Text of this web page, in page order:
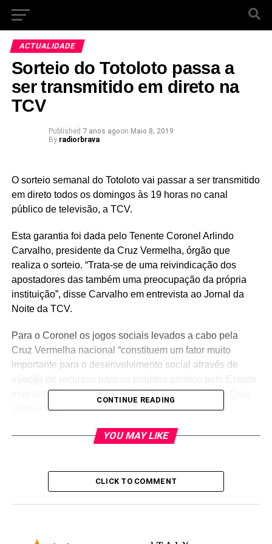
ACTUALIDADE
Sorteio do Totoloto passa a
ser transmitido em direto na
TCV
Published 7 anos agoon Maio 8, 2019
By radiorbrava
O sorteio semanal do Totoloto vai passar a ser transmitido
em direto todos os domingos às 19 horas no canal
público de televisão, a TCV.
Esta garantia foi dada pelo Tenente Coronel Arlindo
Carvalho, presidente da Cruz Vermelha, órgão que
realiza o sorteio. “Trata-se de uma reivindicação dos
apostadores das também uma preocupação da própria
instituição”, disse Carvalho em entrevista ao Jornal da
Noite da TCV.
Para o Coronel os jogos sociais levados a cabo pela
Cruz Vermelha nacional “constituem um fator muito
importante para o desenvolvimento social através de
mas também para os projetos geridos pela própria Cruz
Vermelha”.
Relativamente aos jogos online, Carvalho acredita que
para a aprovação, a Cruz Vermelha já tem o projeto” e
uma empresa identificada.
CONTINUE READING
YOU MAY LIKE
CLICK TO COMMENT